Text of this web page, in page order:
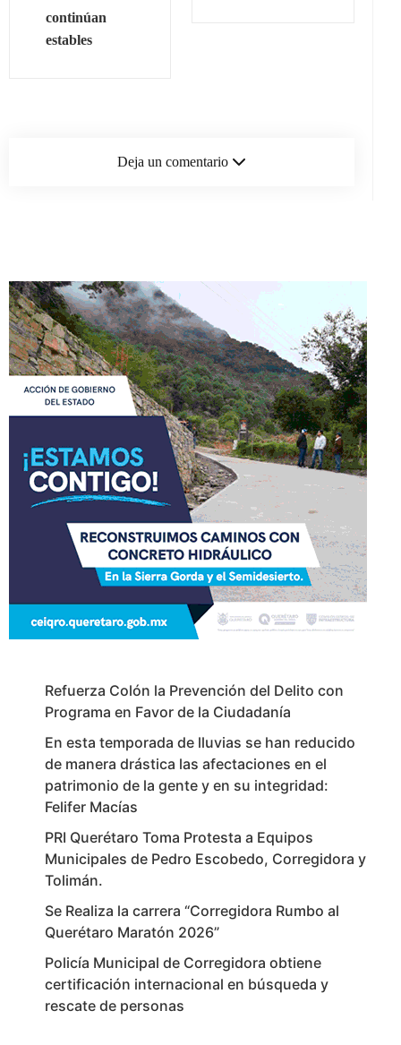
continúan
estables
Deja un comentario
Refuerza Colón la Prevención del Delito con
Programa en Favor de la Ciudadanía
En esta temporada de lluvias se han reducido
de manera drástica las afectaciones en el
patrimonio de la gente y en su integridad:
Felifer Macías
PRI Querétaro Toma Protesta a Equipos
Municipales de Pedro Escobedo, Corregidora y
Tolimán.
Se Realiza la carrera “Corregidora Rumbo al
Querétaro Maratón 2026”
Policía Municipal de Corregidora obtiene
certificación internacional en búsqueda y
rescate de personas